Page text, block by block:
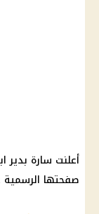
أعلنت سارة بدير
صفحتها